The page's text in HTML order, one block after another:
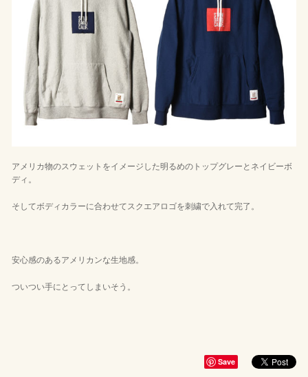
アメリカ物のスウェットをイメージした明るめのトップグレーとネイビーボ
ディ。
そしてボディカラーに合わせてスクエアロゴを刺繍で入れて完了。
安心感のあるアメリカンな生地感。
ついつい手にとってしまいそう。
Save